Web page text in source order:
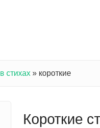
в стихах » короткие
Короткие